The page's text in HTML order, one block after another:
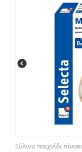
Ξύλινο παιχνίδι